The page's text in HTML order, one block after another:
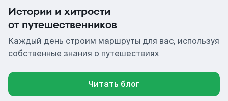
Истории и хитрости
от путешественников
Каждый день строим маршруты для вас, используя
собственные знания о путешествиях
Читать блог